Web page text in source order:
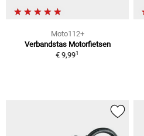
Moto112+
Verbandstas Motorfietsen
€ 9,991